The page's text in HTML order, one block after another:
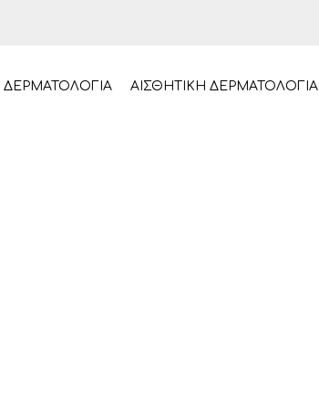
ΔΕΡΜΑΤΟΛΟΓΙΑ ΑΙΣΘΗΤΙΚΗ ΔΕΡΜΑΤΟΛΟΓΙΑ